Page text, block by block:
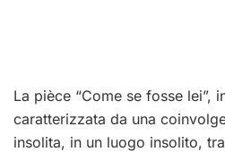
La pièce “Come se fosse lei”,
caratterizzata da una
insolita, in un luogo insolito,